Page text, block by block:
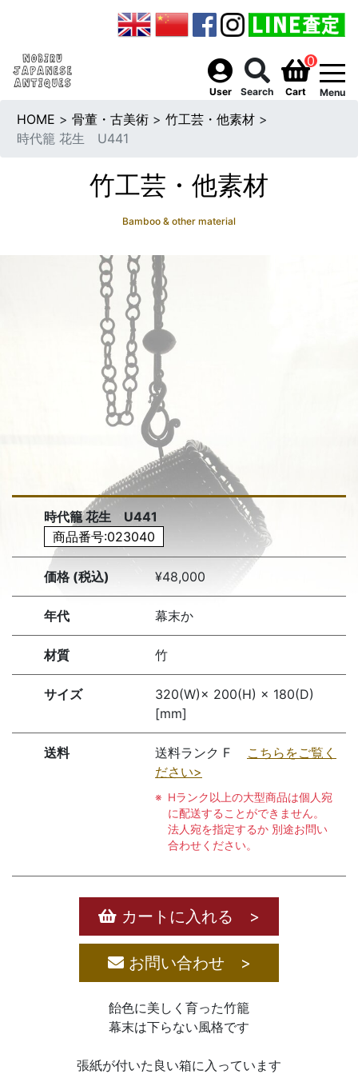
User Search
0
Cart Menu
HOME > 骨董・古美術 > 竹工芸・他素材 >
時代籠 花生 U441
竹工芸・他素材
Bamboo & other material
時代籠 花生 U441
商品番号:023040
価格 (税込) ¥48,000
年代 幕末か
材質 竹
サイズ
320(W)× 200(H) × 180(D)
[mm]
送料 送料ランク F こちらをご覧く
ださい>
Hランク以上の大型商品は個人宛
に配送することができません。
法人宛を指定するか 別途お問い
合わせください。
カートに入れる >
お問い合わせ >
飴色に美しく育った竹籠
幕末は下らない風格です
張紙が付いた良い箱に入っています